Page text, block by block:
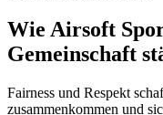
Wie Airsoft
Gemeinschaft
Fairness und Respekt
zusammenkommen und